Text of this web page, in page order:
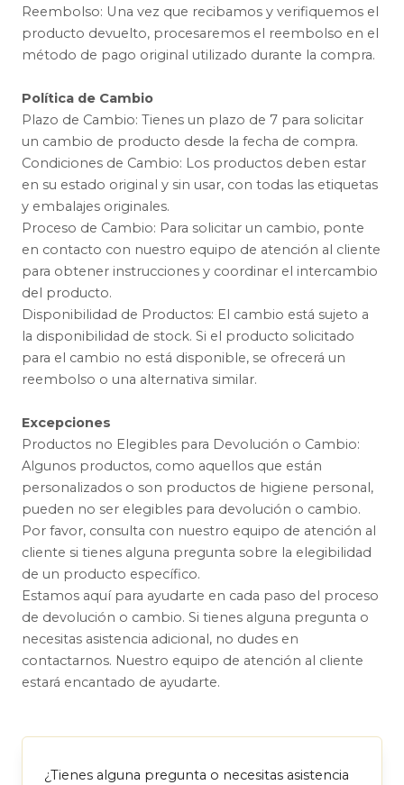
Reembolso: Una vez que recibamos y verifiquemos el
producto devuelto, procesaremos el reembolso en el
método de pago original utilizado durante la compra.
Política de Cambio
Plazo de Cambio: Tienes un plazo de 7 para solicitar
un cambio de producto desde la fecha de compra.
Condiciones de Cambio: Los productos deben estar
en su estado original y sin usar, con todas las etiquetas
y embalajes originales.
Proceso de Cambio: Para solicitar un cambio, ponte
en contacto con nuestro equipo de atención al cliente
para obtener instrucciones y coordinar el intercambio
del producto.
Disponibilidad de Productos: El cambio está sujeto a
la disponibilidad de stock. Si el producto solicitado
para el cambio no está disponible, se ofrecerá un
reembolso o una alternativa similar.
Excepciones
Productos no Elegibles para Devolución o Cambio:
Algunos productos, como aquellos que están
personalizados o son productos de higiene personal,
pueden no ser elegibles para devolución o cambio.
Por favor, consulta con nuestro equipo de atención al
cliente si tienes alguna pregunta sobre la elegibilidad
de un producto específico.
Estamos aquí para ayudarte en cada paso del proceso
de devolución o cambio. Si tienes alguna pregunta o
necesitas asistencia adicional, no dudes en
contactarnos. Nuestro equipo de atención al cliente
estará encantado de ayudarte.
¿Tienes alguna pregunta o necesitas asistencia